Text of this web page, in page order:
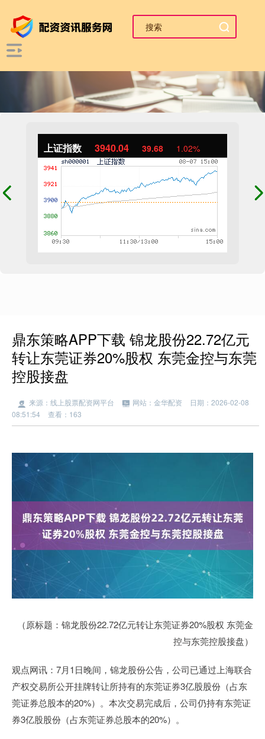
上证指数 3940.04 39.68 1.02%
鼎东策略APP下载 锦龙股份22.72亿元
转让东莞证券20%股权 东莞金控与东莞
控股接盘
来源：线上股票配资网平台 网站：金华配资
日期：2026-02-08
08:51:54
查看：163
（原标题：锦龙股份22.72亿元转让东莞证券20%股权 东莞金
控与东莞控股接盘）
观点网讯：7月1日晚间，锦龙股份公告，公司已通过上海联合
产权交易所公开挂牌转让所持有的东莞证券3亿股股份（占东
莞证券总股本的20%）。本次交易完成后，公司仍持有东莞证
券3亿股股份（占东莞证券总股本的20%）。